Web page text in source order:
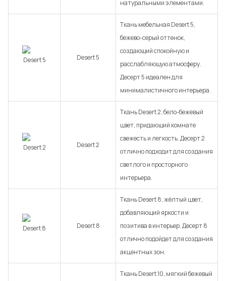
натуральными элементами.
Desert 5
Ткань мебельная Desert 5,
бежево-серый оттенок,
создающий спокойную и
расслабляющую атмосферу.
Десерт 5 идеален для
минималистичного интерьера.
Desert 2
Ткань Desert 2, бело-бежевый
цвет, придающий комнате
свежесть и легкость. Десерт 2
отлично подходит для создания
светлого и просторного
интерьера.
Desert 8
Ткань Desert 8, жёлтый цвет,
добавляющий яркости и
позитива в интерьер. Десерт 8
отлично подойдет для создания
акцентных зон.
Ткань Desert 10, мягкий бежевый